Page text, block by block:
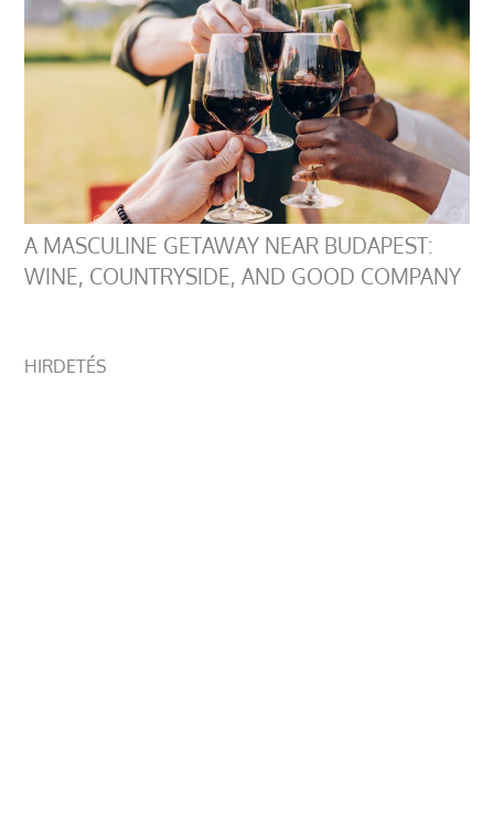
A MASCULINE GETAWAY NEAR BUDAPEST:
WINE, COUNTRYSIDE, AND GOOD COMPANY
HIRDETÉS